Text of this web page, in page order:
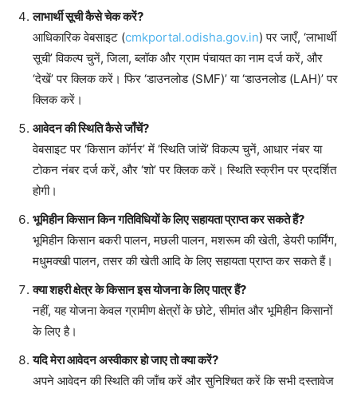
लाभार्थी सूची कैसे चेक करें?
आधिकारिक वेबसाइट (cmkportal.odisha.gov.in) पर जाएँ, ‘लाभार्थी
सूची’ विकल्प चुनें, जिला, ब्लॉक और ग्राम पंचायत का नाम दर्ज करें, और
‘देखें’ पर क्लिक करें। फिर ‘डाउनलोड (SMF)’ या ‘डाउनलोड (LAH)’ पर
क्लिक करें।
आवेदन की स्थिति कैसे जाँचें?
वेबसाइट पर ‘किसान कॉर्नर’ में ‘स्थिति जांचें’ विकल्प चुनें, आधार नंबर या
टोकन नंबर दर्ज करें, और ‘शो’ पर क्लिक करें। स्थिति स्क्रीन पर प्रदर्शित
होगी।
भूमिहीन किसान किन गतिविधियों के लिए सहायता प्राप्त कर सकते हैं?
भूमिहीन किसान बकरी पालन, मछली पालन, मशरूम की खेती, डेयरी फार्मिंग,
मधुमक्खी पालन, तसर की खेती आदि के लिए सहायता प्राप्त कर सकते हैं।
क्या शहरी क्षेत्र के किसान इस योजना के लिए पात्र हैं?
नहीं, यह योजना केवल ग्रामीण क्षेत्रों के छोटे, सीमांत और भूमिहीन किसानों
के लिए है।
यदि मेरा आवेदन अस्वीकार हो जाए तो क्या करें?
अपने आवेदन की स्थिति की जाँच करें और सुनिश्चित करें कि सभी दस्तावेज